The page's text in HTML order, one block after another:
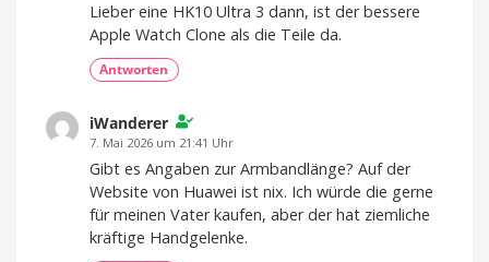
Lieber eine HK10 Ultra 3 dann, ist der bessere
Apple Watch Clone als die Teile da.
Antworten
iWanderer
7. Mai 2026 um 21:41 Uhr
Gibt es Angaben zur Armbandlänge? Auf der
Website von Huawei ist nix. Ich würde die gerne
für meinen Vater kaufen, aber der hat ziemliche
kräftige Handgelenke.